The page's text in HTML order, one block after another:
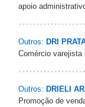
apoio
Outros: DRI
Comércio varejista
Outros: DRIELI
Promoção de